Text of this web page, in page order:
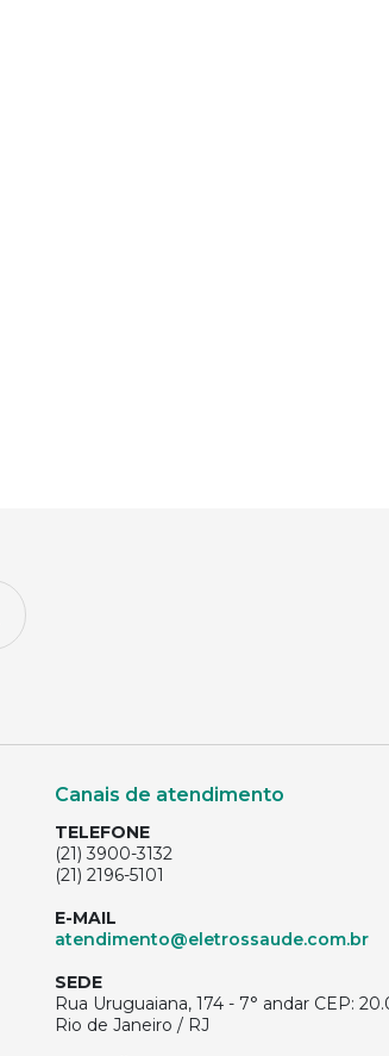
Canais de atendimento
TELEFONE
(21) 3900-3132
(21) 2196-5101
E-MAIL
atendimento@eletrossaude.com.br
SEDE
Rua Uruguaiana, 174 - 7° andar CEP:
Rio de Janeiro / RJ